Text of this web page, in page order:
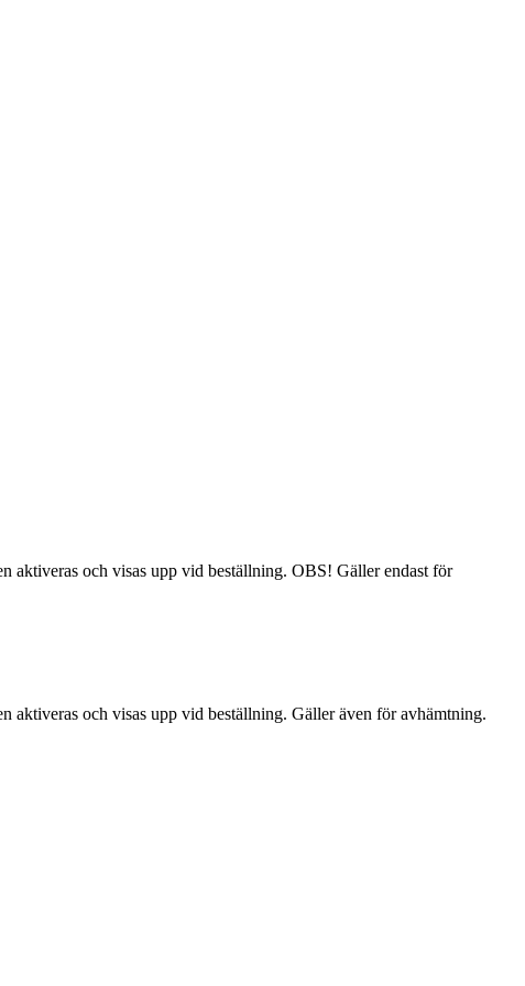
aktiveras och visas upp vid beställning. OBS! Gäller endast för
och visas upp vid beställning. Gäller även för avhämtning.